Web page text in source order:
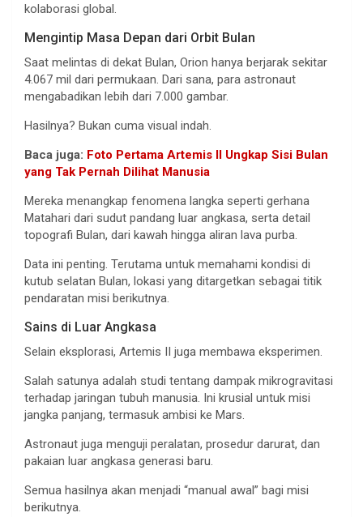
kolaborasi global.
Mengintip Masa Depan dari Orbit Bulan
Saat melintas di dekat Bulan, Orion hanya berjarak sekitar
4.067 mil dari permukaan. Dari sana, para astronaut
mengabadikan lebih dari 7.000 gambar.
Hasilnya? Bukan cuma visual indah.
Baca juga: Foto Pertama Artemis II Ungkap Sisi Bulan
yang Tak Pernah Dilihat Manusia
Mereka menangkap fenomena langka seperti gerhana
Matahari dari sudut pandang luar angkasa, serta detail
topografi Bulan, dari kawah hingga aliran lava purba.
Data ini penting. Terutama untuk memahami kondisi di
kutub selatan Bulan, lokasi yang ditargetkan sebagai titik
pendaratan misi berikutnya.
Sains di Luar Angkasa
Selain eksplorasi, Artemis II juga membawa eksperimen.
Salah satunya adalah studi tentang dampak mikrogravitasi
terhadap jaringan tubuh manusia. Ini krusial untuk misi
jangka panjang, termasuk ambisi ke Mars.
Astronaut juga menguji peralatan, prosedur darurat, dan
pakaian luar angkasa generasi baru.
Semua hasilnya akan menjadi “manual awal” bagi misi
berikutnya.